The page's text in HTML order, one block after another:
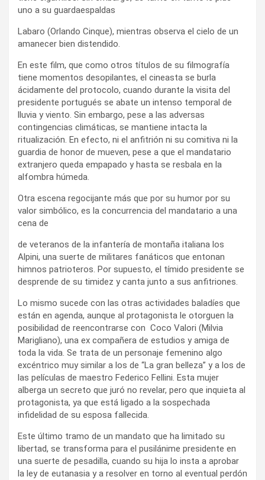
uno a su guardaespaldas
Labaro (Orlando Cinque), mientras observa el cielo de un
amanecer bien distendido.
En este film, que como otros títulos de su filmografía
tiene momentos desopilantes, el cineasta se burla
ácidamente del protocolo, cuando durante la visita del
presidente portugués se abate un intenso temporal de
lluvia y viento. Sin embargo, pese a las adversas
contingencias climáticas, se mantiene intacta la
ritualización. En efecto, ni el anfitrión ni su comitiva ni la
guardia de honor de mueven, pese a que el mandatario
extranjero queda empapado y hasta se resbala en la
alfombra húmeda.
Otra escena regocijante más que por su humor por su
valor simbólico, es la concurrencia del mandatario a una
cena de
de veteranos de la infantería de montaña italiana los
Alpini, una suerte de militares fanáticos que entonan
himnos patrioteros. Por supuesto, el tímido presidente se
desprende de su timidez y canta junto a sus anfitriones.
Lo mismo sucede con las otras actividades baladíes que
están en agenda, aunque al protagonista le otorguen la
posibilidad de reencontrarse con Coco Valori (Milvia
Marigliano), una ex compañera de estudios y amiga de
toda la vida. Se trata de un personaje femenino algo
excéntrico muy similar a los de “La gran belleza” y a los de
las películas de maestro Federico Fellini. Esta mujer
alberga un secreto que juró no revelar, pero que inquieta al
protagonista, ya que está ligado a la sospechada
infidelidad de su esposa fallecida.
Este último tramo de un mandato que ha limitado su
libertad, se transforma para el pusilánime presidente en
una suerte de pesadilla, cuando su hija lo insta a aprobar
la ley de eutanasia y a resolver en torno al eventual perdón